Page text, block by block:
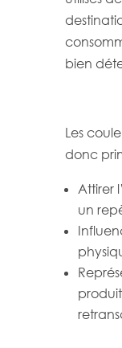
bien
Les
donc
Attirer
un